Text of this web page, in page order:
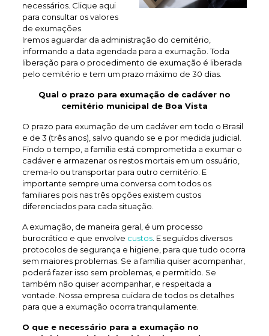
necessários. Clique aqui
para consultar os valores
de exumações.
Iremos aguardar da administração do cemitério,
informando a data agendada para a exumação. Toda
liberação para o procedimento de exumação é liberada
pelo cemitério e tem um prazo máximo de 30 dias.
Qual o prazo para exumação de cadáver no
cemitério municipal de Boa Vista
O prazo para exumação de um cadáver em todo o Brasil
e de 3 (três anos), salvo quando se e por medida judicial.
Findo o tempo, a família está comprometida a exumar o
cadáver e armazenar os restos mortais em um ossuário,
crema-lo ou transportar para outro cemitério. E
importante sempre uma conversa com todos os
familiares pois nas três opções existem custos
diferenciados para cada situação.
A exumação, de maneira geral, é um processo
burocrático e que envolve custos. E seguidos diversos
protocolos de segurança e higiene, para que tudo ocorra
sem maiores problemas. Se a família quiser acompanhar,
poderá fazer isso sem problemas, e permitido. Se
também não quiser acompanhar, e respeitada a
vontade. Nossa empresa cuidara de todos os detalhes
para que a exumação ocorra tranquilamente.
O que e necessário para a exumação no